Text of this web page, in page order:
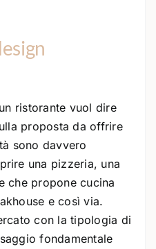
ristorante vuol dire
proposta da offrire
sono davvero
una pizzeria, una
che propone cucina
e così via.
con la tipologia di
fondamentale